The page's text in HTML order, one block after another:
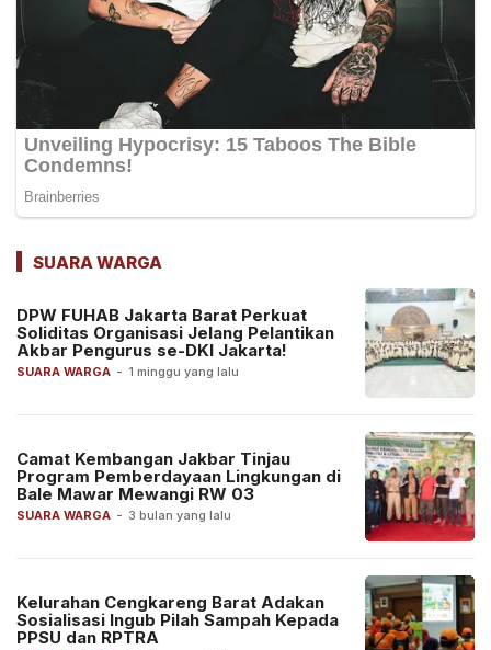
SUARA WARGA
SUARA WARGA - 1 minggu yang lalu
DPW FUHAB Jakarta Barat Perkuat
Soliditas Organisasi Jelang Pelantikan
Akbar Pengurus se-DKI Jakarta!
SUARA WARGA - 3 bulan yang lalu
Camat Kembangan Jakbar Tinjau
Program Pemberdayaan Lingkungan di
Bale Mawar Mewangi RW 03
Kelurahan Cengkareng Barat Adakan
Sosialisasi Ingub Pilah Sampah Kepada
PPSU dan RPTRA